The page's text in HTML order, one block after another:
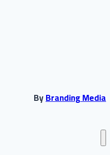
ByBranding Media